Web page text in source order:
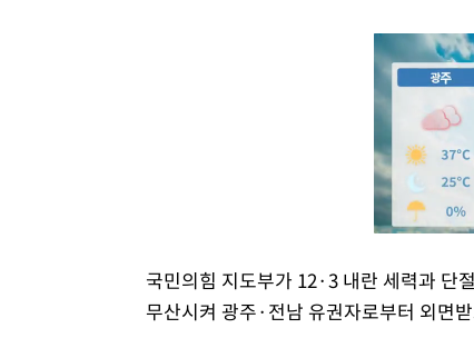
국민의힘 지도부가 12·3 내란 세력과 단
무산시켜 광주·전남 유권자로부터 외면